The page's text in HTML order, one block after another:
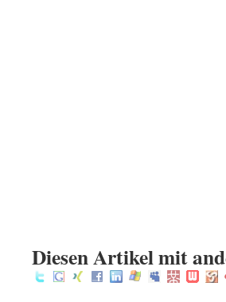
Diesen Artikel mit